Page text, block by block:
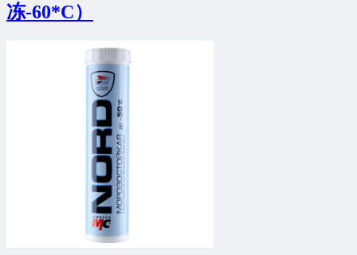
冻-60*C）